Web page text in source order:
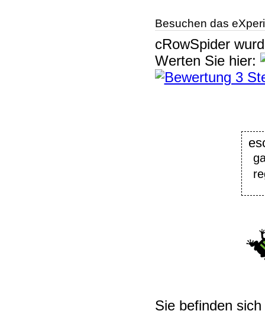
Besuchen das
cRowSpider
Werten Sie hier:
Sie befinden